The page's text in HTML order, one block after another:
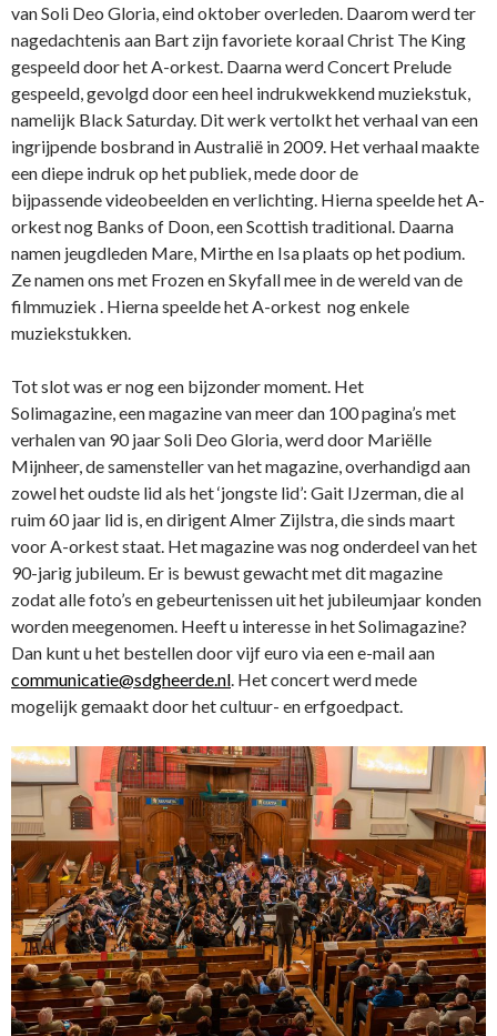
van Soli Deo Gloria, eind oktober overleden. Daarom werd ter
nagedachtenis aan Bart zijn favoriete koraal Christ The King
gespeeld door het A-orkest. Daarna werd Concert Prelude
gespeeld, gevolgd door een heel indrukwekkend muziekstuk,
namelijk Black Saturday. Dit werk vertolkt het verhaal van een
ingrijpende bosbrand in Australië in 2009. Het verhaal maakte
een diepe indruk op het publiek, mede door de
bijpassende videobeelden en verlichting. Hierna speelde het A-
orkest nog Banks of Doon, een Scottish traditional. Daarna
namen jeugdleden Mare, Mirthe en Isa plaats op het podium.
Ze namen ons met Frozen en Skyfall mee in de wereld van de
filmmuziek . Hierna speelde het A-orkest nog enkele
muziekstukken.
Tot slot was er nog een bijzonder moment. Het
Solimagazine, een magazine van meer dan 100 pagina’s met
verhalen van 90 jaar Soli Deo Gloria, werd door Mariëlle
Mijnheer, de samensteller van het magazine, overhandigd aan
zowel het oudste lid als het ‘jongste lid’: Gait IJzerman, die al
ruim 60 jaar lid is, en dirigent Almer Zijlstra, die sinds maart
voor A-orkest staat. Het magazine was nog onderdeel van het
90-jarig jubileum. Er is bewust gewacht met dit magazine
zodat alle foto’s en gebeurtenissen uit het jubileumjaar konden
worden meegenomen. Heeft u interesse in het Solimagazine?
Dan kunt u het bestellen door vijf euro via een e-mail aan
communicatie@sdgheerde.nl . Het concert werd mede
mogelijk gemaakt door het cultuur- en erfgoedpact.